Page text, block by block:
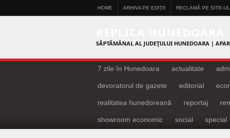
HOME ARHIVA PE EDIŢII RECLAMĂ PE SITE-
SĂPTĂMÂNAL AL JUDEŢULUI HUNEDOARA |
7 zile în Hunedoara actualitate
devoratorul de gazete editorial
realitatea hunedoreană reportaj
showroom economic social special